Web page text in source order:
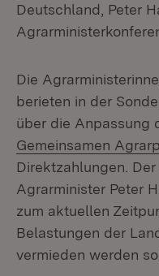
Deutschland, Peter
Die
berieten in der
über die Anpassung
Gemeinsamen
Direktzahlungen.
Agrarminister Peter
zum aktuellen
Belastungen der
vermieden werden